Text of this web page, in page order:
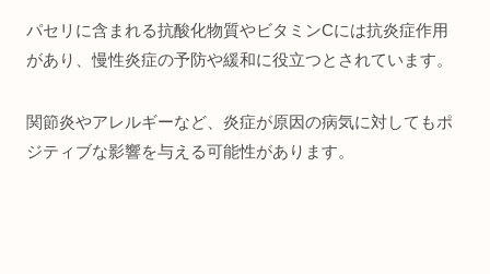
パセリに含まれる抗酸化物質やビタミンCには抗炎症作用
があり、慢性炎症の予防や緩和に役立つとされています。
関節炎やアレルギーなど、炎症が原因の病気に対してもポ
ジティブな影響を与える可能性があります。